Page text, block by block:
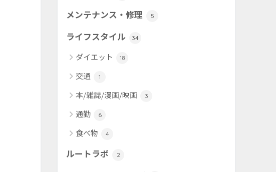
メンテナンス・修理 5
ライフスタイル 34
ダイエット 18
交通 1
本/雑誌/漫画/映画 3
通勤 6
食べ物 4
ルートラボ 2